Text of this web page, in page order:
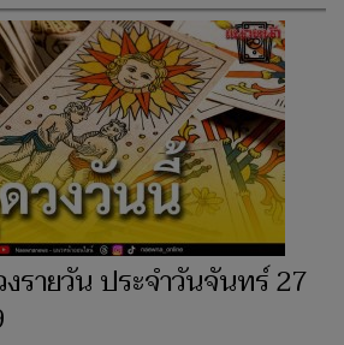
รายวัน ประจำวันจันทร์ 27